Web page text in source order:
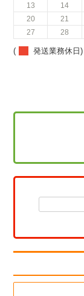
13
14
20
21
27
28
( 発送業務休日)